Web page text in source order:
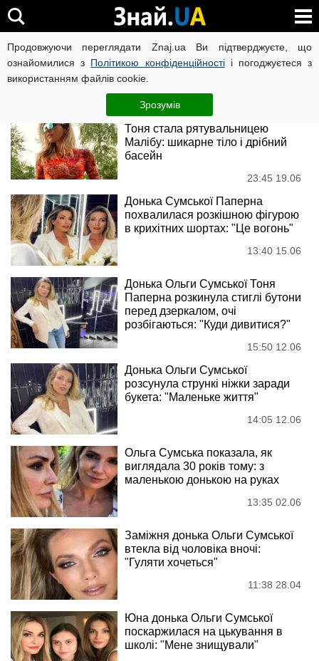
Продовжуючи переглядати Znaj.ua Ви підтверджуєте, що
ознайомилися з Політикою конфіденційностіі погоджуєтеся з
використанням файлів cookie.
Зрозумів
Антоніна Паперна
Новини
31-річна донька Ольги Сумської
Тоня стала рятувальницею
Малібу: шикарне тіло і дрібний
басейн
23:45 19.06
Донька Сумської Паперна
похвалилася розкішною фігурою
в крихітних шортах: "Це вогонь"
13:40 15.06
Донька Ольги Сумської Тоня
Паперна розкинула стиглі бутони
перед дзеркалом, очі
розбігаються: "Куди дивитися?"
15:50 12.06
Донька Ольги Сумської
розсунула стрункі ніжки заради
букета: "Маленьке життя"
14:05 12.06
Ольга Сумська показала, як
виглядала 30 років тому: з
маленькою донькою на руках
13:35 02.06
Заміжня донька Ольги Сумської
втекла від чоловіка вночі:
"Гуляти хочеться"
11:38 28.04
Юна донька Ольги Сумської
поскаржилася на цькування в
школі: "Мене знищували"